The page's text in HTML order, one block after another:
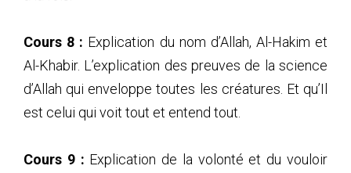
Cours 8 : Explication du nom d’Allah, Al-Hakim et
Al-Khabir. L’explication des preuves de la science
d’Allah qui enveloppe toutes les créatures. Et qu’Il
est celui qui voit tout et entend tout.
Cours 9 : Explication de la volonté et du vouloir